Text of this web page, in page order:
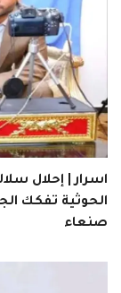
اسرار | إحلال
الحوثية تفكك
صنعاء